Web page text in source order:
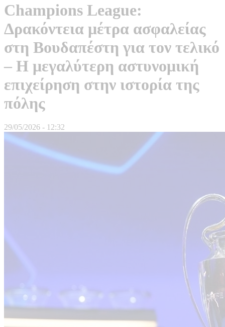
Champions League:
Δρακόντεια μέτρα ασφαλείας
στη Βουδαπέστη για τον τελικό
– Η μεγαλύτερη αστυνομική
επιχείρηση στην ιστορία της
πόλης
29/05/2026 - 12:32